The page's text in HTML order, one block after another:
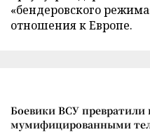
«бендеровского
отношения к Европе.
Боевики ВСУ превратили
мумифицированными